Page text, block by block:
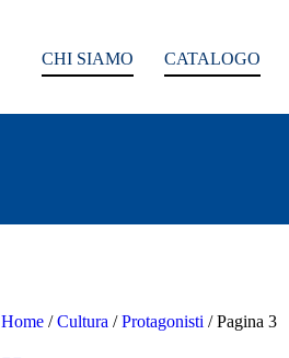
CHI SIAMO CATALOGO
Home /Cultura /Protagonisti / Pagina 3